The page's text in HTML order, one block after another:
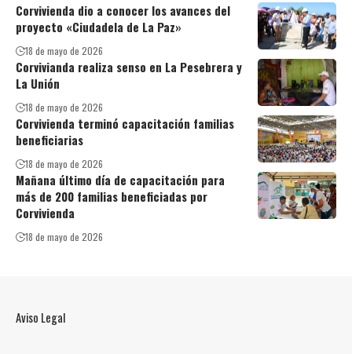
Corvivienda dio a conocer los avances del
proyecto «Ciudadela de La Paz»
18 de mayo de 2026
Corvivianda realiza senso en La Pesebrera y
La Unión
18 de mayo de 2026
Corvivienda terminó capacitación familias
beneficiarias
18 de mayo de 2026
Mañana último día de capacitación para
más de 200 familias beneficiadas por
Corvivienda
18 de mayo de 2026
Aviso Legal